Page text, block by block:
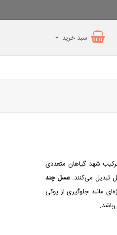
سبد خرید
شهد گیاهان متعددی
تبدیل می‌کنند.عسل چند
مانند جلوگیری از پوکی